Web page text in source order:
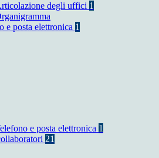
degli uffici 1
e posta elettronica 1
e posta elettronica 1
21